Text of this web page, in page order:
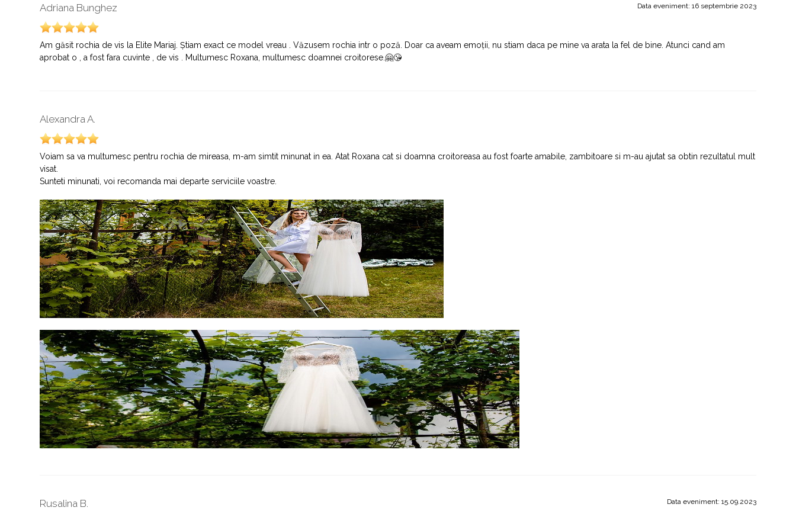
Adriana Bunghez Data eveniment: 16 septembrie 2023
Am găsit rochia de vis la Elite Mariaj. Știam exact ce model vreau . Văzusem rochia intr o poză. Doar ca aveam emoții, nu stiam daca pe mine va arata la fel de bine. Atunci cand am
aprobat o , a fost fara cuvinte , de vis . Multumesc Roxana, multumesc doamnei croitorese.🤗😘
Alexandra A.
Voiam sa va multumesc pentru rochia de mireasa, m-am simtit minunat in ea. Atat Roxana cat si doamna croitoreasa au fost foarte amabile, zambitoare si m-au ajutat sa obtin rezultatul mult
visat.
Sunteti minunati, voi recomanda mai departe serviciile voastre.
Rusalina B. Data eveniment: 15.09.2023